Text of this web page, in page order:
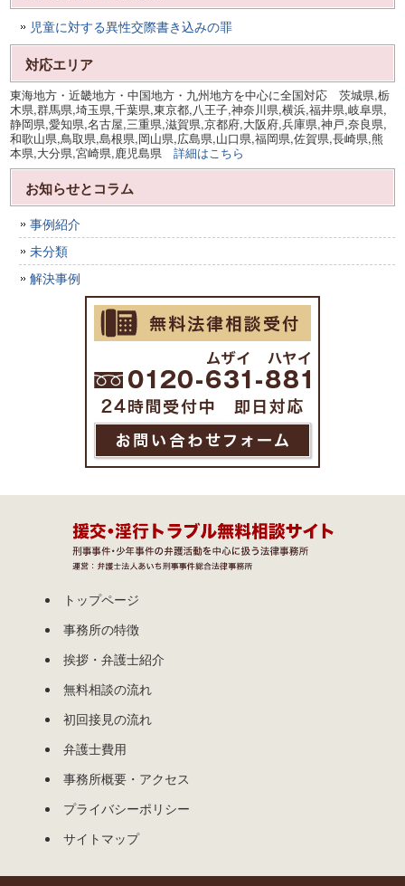
児童に対する異性交際書き込みの罪
対応エリア
東海地方・近畿地方・中国地方・九州地方を中心に全国対応 茨城県,栃
木県,群馬県,埼玉県,千葉県,東京都,八王子,神奈川県,横浜,福井県,岐阜県,
静岡県,愛知県,名古屋,三重県,滋賀県,京都府,大阪府,兵庫県,神戸,奈良県,
和歌山県,鳥取県,島根県,岡山県,広島県,山口県,福岡県,佐賀県,長崎県,熊
本県,大分県,宮崎県,鹿児島県詳細はこちら
お知らせとコラム
事例紹介
未分類
解決事例
トップページ
事務所の特徴
挨拶・弁護士紹介
無料相談の流れ
初回接見の流れ
弁護士費用
事務所概要・アクセス
プライバシーポリシー
サイトマップ